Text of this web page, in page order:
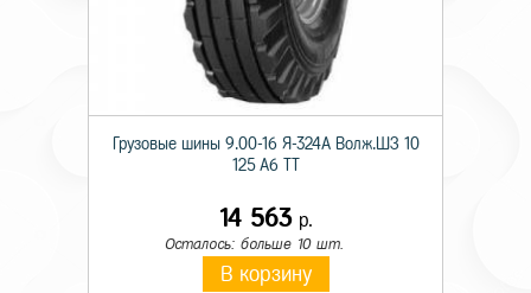
Грузовые шины 9.00-16 Я-324А Волж.ШЗ 10
125 A6 TT
14 563р.
Осталось: больше 10 шт.
В корзину